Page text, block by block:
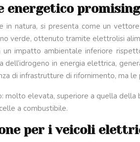
energetico promising
in natura, si presenta come un
verde, ottenuto tramite elettrolisi
un impatto ambientale inferiore
dell’idrogeno in energia elettrica,
di infrastrutture di rifornimento, ma
molto elevata, superiore a quella della
a combustibile.
per i veicoli